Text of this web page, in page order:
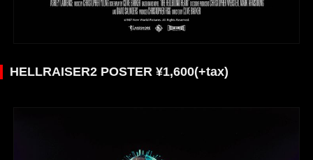
HELLRAISER2 POSTER ¥1,600(+tax)